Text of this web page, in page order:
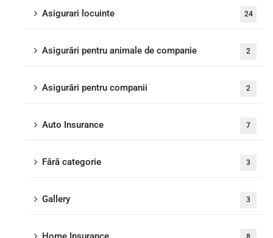
Asigurari locuinte 24
Asigurări pentru animale de companie 2
Asigurări pentru companii 2
Auto Insurance 7
Fără categorie 3
Gallery 3